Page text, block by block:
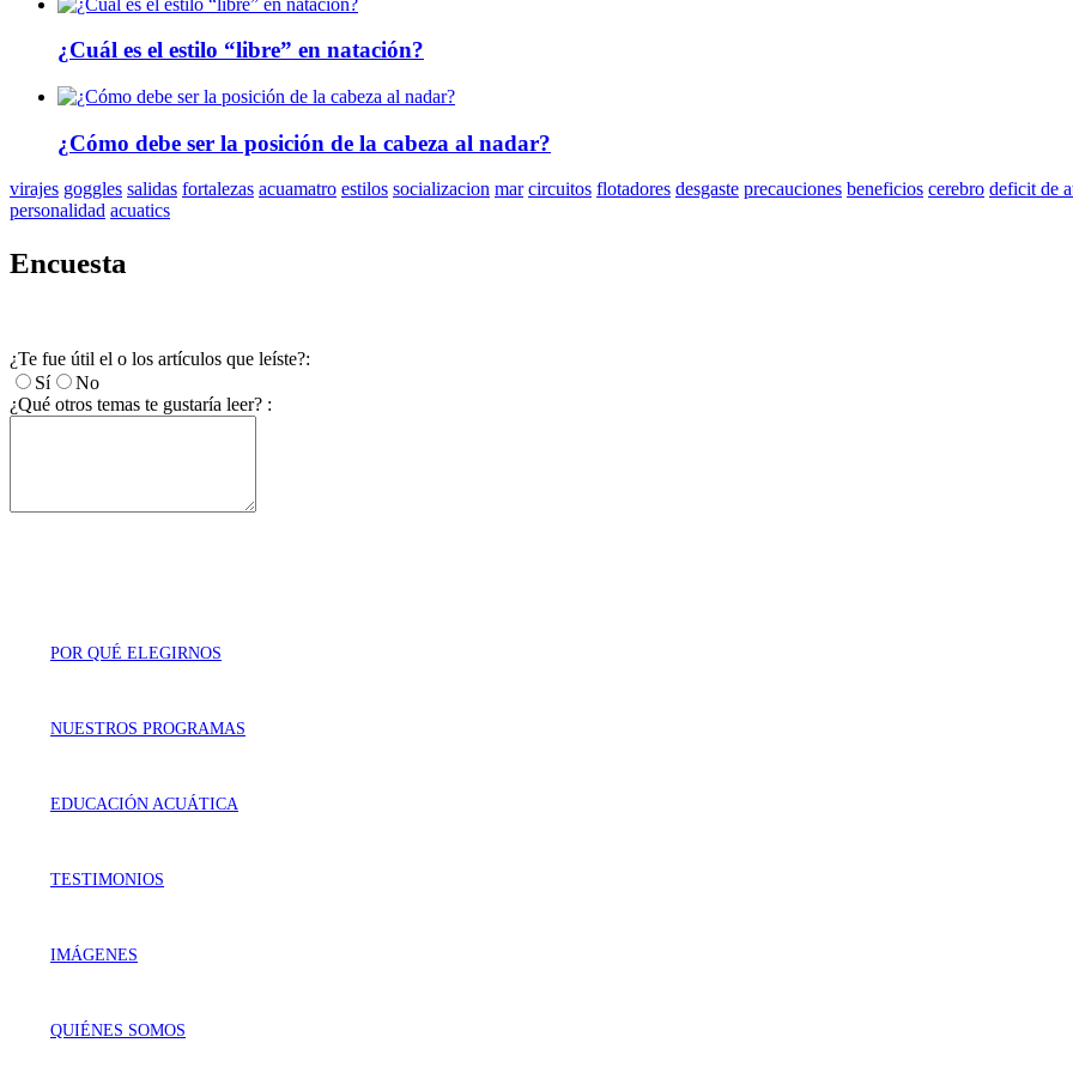
¿Cuál es el estilo “libre” en natación?
¿Cómo debe ser la posición de la cabeza al nadar?
virajes goggles salidas fortalezas acuamatro estilos socializacion mar circuitos flotadores desgaste precauciones beneficios cerebro deficit de
personalidad acuatics
Encuesta
¿Te fue útil el o los artículos que leíste?:
Sí
No
¿Qué otros temas te gustaría leer? :
POR QUÉ ELEGIRNOS
NUESTROS PROGRAMAS
EDUCACIÓN ACUÁTICA
TESTIMONIOS
IMÁGENES
QUIÉNES SOMOS